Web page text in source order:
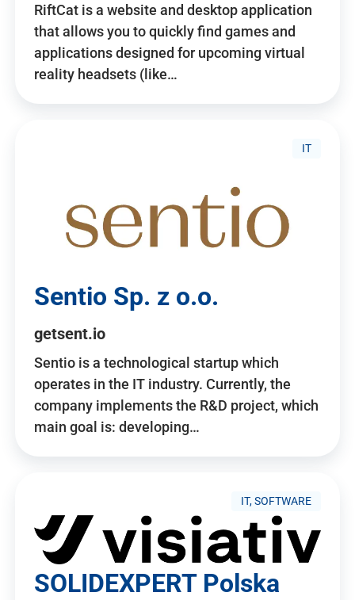
RiftCat is a website and desktop application
that allows you to quickly find games and
applications designed for upcoming virtual
reality headsets (like…
IT
Sentio Sp. z o.o.
getsent.io
Sentio is a technological startup which
operates in the IT industry. Currently, the
company implements the R&D project, which
main goal is: developing…
IT, SOFTWARE
SOLIDEXPERT Polska